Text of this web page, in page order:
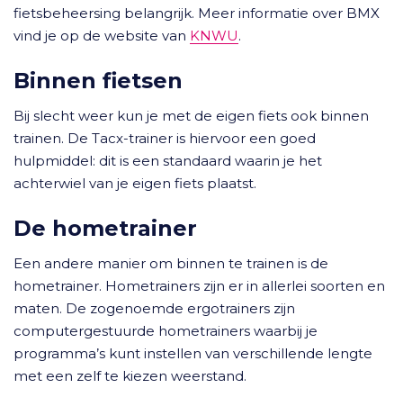
fietsbeheersing belangrijk. Meer informatie over BMX
vind je op de website van KNWU.
Binnen fietsen
Bij slecht weer kun je met de eigen fiets ook binnen
trainen. De Tacx-trainer is hiervoor een goed
hulpmiddel: dit is een standaard waarin je het
achterwiel van je eigen fiets plaatst.
De hometrainer
Een andere manier om binnen te trainen is de
hometrainer. Hometrainers zijn er in allerlei soorten en
maten. De zogenoemde ergotrainers zijn
computergestuurde hometrainers waarbij je
programma’s kunt instellen van verschillende lengte
met een zelf te kiezen weerstand.